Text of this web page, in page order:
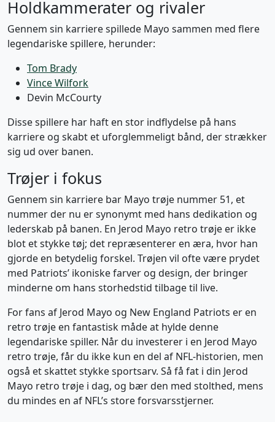
Holdkammerater og rivaler
Gennem sin karriere spillede Mayo sammen med flere
legendariske spillere, herunder:
Tom Brady
Vince Wilfork
Devin McCourty
Disse spillere har haft en stor indflydelse på hans
karriere og skabt et uforglemmeligt bånd, der strækker
sig ud over banen.
Trøjer i fokus
Gennem sin karriere bar Mayo trøje nummer 51, et
nummer der nu er synonymt med hans dedikation og
lederskab på banen. En Jerod Mayo retro trøje er ikke
blot et stykke tøj; det repræsenterer en æra, hvor han
gjorde en betydelig forskel. Trøjen vil ofte være prydet
med Patriots’ ikoniske farver og design, der bringer
minderne om hans storhedstid tilbage til live.
For fans af Jerod Mayo og New England Patriots er en
retro trøje en fantastisk måde at hylde denne
legendariske spiller. Når du investerer i en Jerod Mayo
retro trøje, får du ikke kun en del af NFL-historien, men
også et skattet stykke sportsarv. Så få fat i din Jerod
Mayo retro trøje i dag, og bær den med stolthed, mens
du mindes en af NFL’s store forsvarsstjerner.